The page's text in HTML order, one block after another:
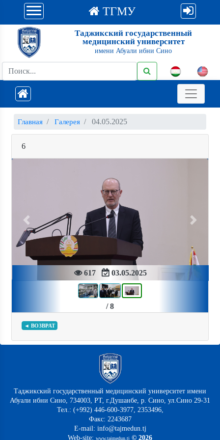
ТГМУ
Таджикский государственный
медицинский университет
имени Абуали ибни Сино
Главная Галерея 04.05.2025
6
617 03.05.2025
Previous Next
/ 8
◄ ВОЗВРАТ
Таджикский государственный медицинский университет имени
Абуали ибни Сино, 734003, РТ, г.Душанбе, р. Сино, ул.Сино 29-31
Тел.: (+992) 446-600-3977, 2353496,
Факс: 2243687
E-mail: info@tajmedun.tj
Web-site: www.tajmedun.tj © 2026